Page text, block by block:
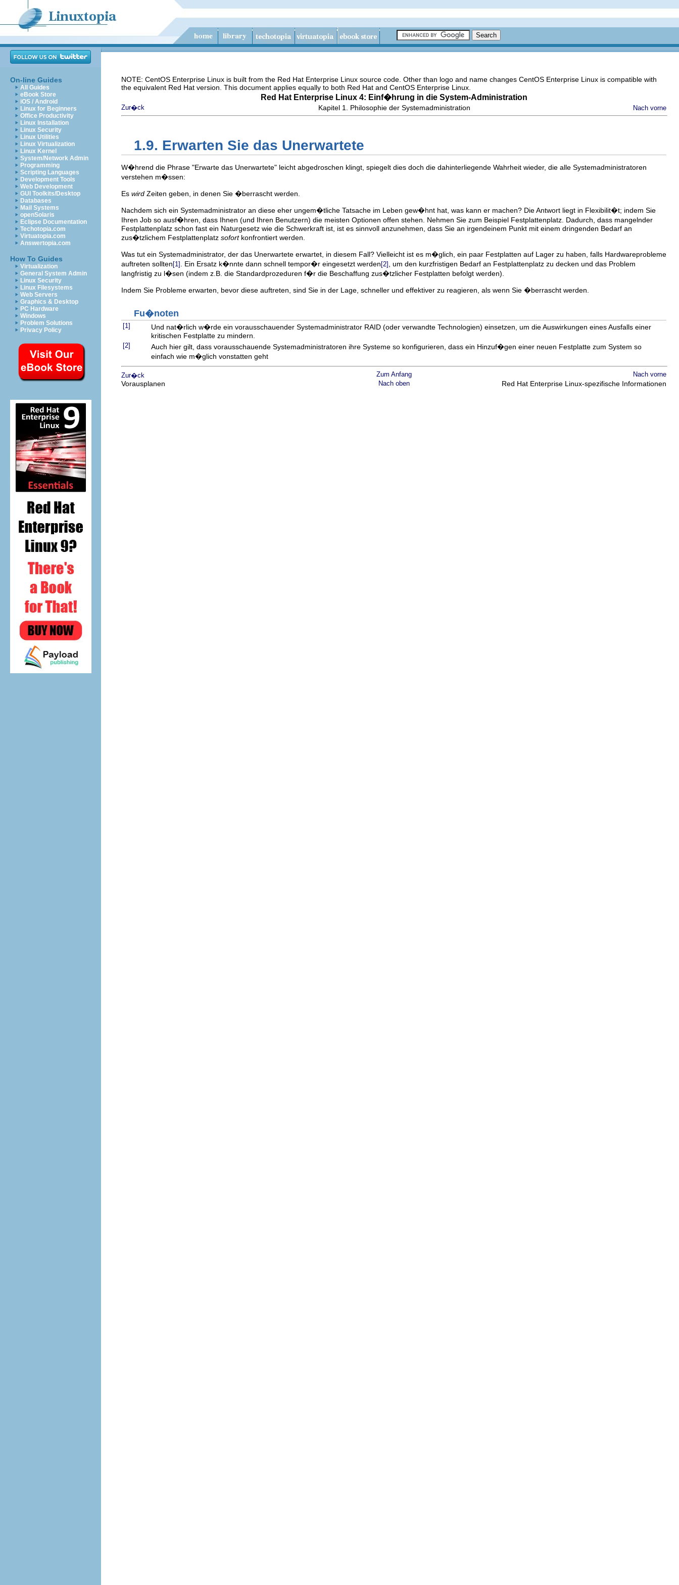
On-line Guides
All Guides
eBook Store
iOS / Android
Linux for Beginners
Office Productivity
Linux Installation
Linux Security
Linux Utilities
Linux Virtualization
Linux Kernel
System/Network Admin
Programming
Scripting Languages
Development Tools
Web Development
GUI Toolkits/Desktop
Databases
Mail Systems
openSolaris
Eclipse Documentation
Techotopia.com
Virtuatopia.com
Answertopia.com
How To Guides
Virtualization
General System Admin
Linux Security
Linux Filesystems
Web Servers
Graphics & Desktop
PC Hardware
Windows
Problem Solutions
Privacy Policy
NOTE: CentOS Enterprise Linux is built from the Red Hat Enterprise Linux source code. Other than logo and name changes CentOS Enterprise Linux is compatible with
the equivalent Red Hat version. This document applies equally to both Red Hat and CentOS Enterprise Linux.
Red Hat Enterprise Linux 4: Einf�hrung in die System-Administration
Zur�ck Kapitel 1. Philosophie der Systemadministration Nach vorne
1.9. Erwarten Sie das Unerwartete
W�hrend die Phrase "Erwarte das Unerwartete" leicht abgedroschen klingt, spiegelt dies doch die dahinterliegende Wahrheit wieder, die alle Systemadministratoren
verstehen m�ssen:
Es wird Zeiten geben, in denen Sie �berrascht werden.
Nachdem sich ein Systemadministrator an diese eher ungem�tliche Tatsache im Leben gew�hnt hat, was kann er machen? Die Antwort liegt in Flexibilit�t; indem Sie
Ihren Job so ausf�hren, dass Ihnen (und Ihren Benutzern) die meisten Optionen offen stehen. Nehmen Sie zum Beispiel Festplattenplatz. Dadurch, dass mangelnder
Festplattenplatz schon fast ein Naturgesetz wie die Schwerkraft ist, ist es sinnvoll anzunehmen, dass Sie an irgendeinem Punkt mit einem dringenden Bedarf an
zus�tzlichem Festplattenplatz sofortkonfrontiert werden.
Was tut ein Systemadministrator, der das Unerwartete erwartet, in diesem Fall? Vielleicht ist es m�glich, ein paar Festplatten auf Lager zu haben, falls Hardwareprobleme
auftreten sollten [1] . Ein Ersatz k�nnte dann schnell tempor�r eingesetzt werden [2]
, um den kurzfristigen Bedarf an Festplattenplatz zu decken und das Problem
langfristig zu l�sen (indem z.B. die Standardprozeduren f�r die Beschaffung zus�tzlicher Festplatten befolgt werden).
Indem Sie Probleme erwarten, bevor diese auftreten, sind Sie in der Lage, schneller und effektiver zu reagieren, als wenn Sie �berrascht werden.
Fu�noten
[1]
Und nat�rlich w�rde ein vorausschauender Systemadministrator RAID (oder verwandte Technologien) einsetzen, um die Auswirkungen eines Ausfalls einer
kritischen Festplatte zu mindern.
[2]
Auch hier gilt, dass vorausschauende Systemadministratoren ihre Systeme so konfigurieren, dass ein Hinzuf�gen einer neuen Festplatte zum System so
einfach wie m�glich vonstatten geht
Zur�ck Zum Anfang Nach vorne
Vorausplanen Nach oben Red Hat Enterprise Linux-spezifische Informationen